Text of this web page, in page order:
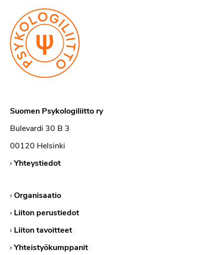
Suomen Psykologiliitto ry
Bulevardi 30 B 3
00120 Helsinki
›Yhteystiedot
›Organisaatio
› Liiton perustiedot
› Liiton tavoitteet
›Yhteistyökumppanit